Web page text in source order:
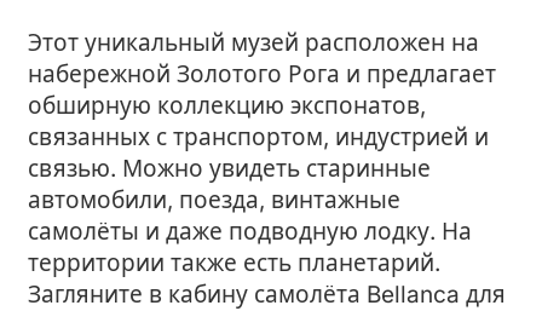
Этот уникальный музей расположен на
набережной Золотого Рога и предлагает
обширную коллекцию экспонатов,
связанных с транспортом, индустрией и
связью. Можно увидеть старинные
автомобили, поезда, винтажные
самолёты и даже подводную лодку. На
территории также есть планетарий.
Загляните в кабину самолёта Bellanca для